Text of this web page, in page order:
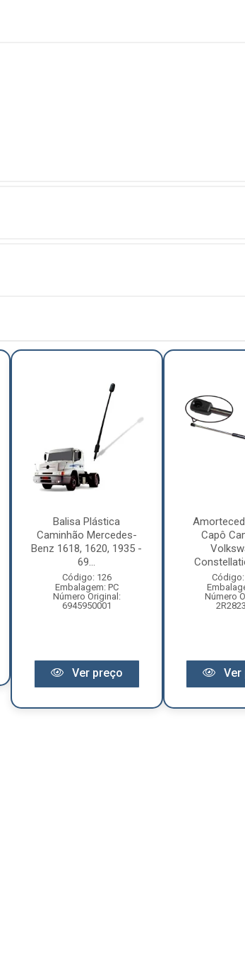
Balisa Plástica
Caminhão Mercedes-
Benz 1618, 1620, 1935 -
69...
Código: 126
Embalagem: PC
Número Original:
6945950001
Ver preço
Capô
Número
Ver